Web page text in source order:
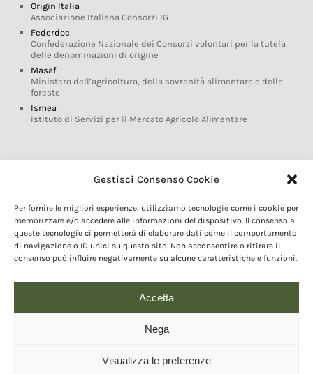
Gestisci Consenso Cookie
Per fornire le migliori esperienze, utilizziamo tecnologie come i cookie per
memorizzare e/o accedere alle informazioni del dispositivo. Il consenso a
queste tecnologie ci permetterà di elaborare dati come il comportamento
di navigazione o ID unici su questo sito. Non acconsentire o ritirare il
consenso può influire negativamente su alcune caratteristiche e funzioni.
Accetta
Nega
Visualizza le preferenze
Origin Italia
Associazione Italiana Consorzi IG
Federdoc
Confederazione Nazionale dei Consorzi volontari per la tutela
delle denominazioni di origine
Masaf
Ministero dell’agricoltura, della sovranità alimentare e delle
foreste
Ismea
Istituto di Servizi per il Mercato Agricolo Alimentare
Glossario DOP IGP
Marchi DOP IGP
Normativa prodotti DOP IGP
Consorzi di Tutela
Farm To Fork e prodotti DOP IGP